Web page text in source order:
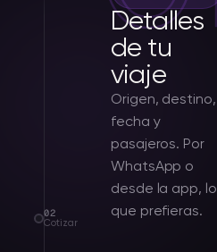
02
Cotizar
Detalles
de tu
viaje
Origen, destino,
fecha y
pasajeros. Por
WhatsApp o
desde la app, lo
que prefieras.